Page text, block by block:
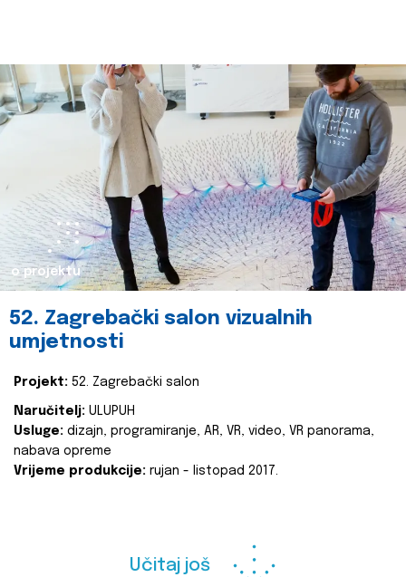
o projektu
52. Zagrebački salon vizualnih
umjetnosti
Projekt: 52. Zagrebački salon
Naručitelj: ULUPUH
Usluge: dizajn, programiranje, AR, VR, video, VR panorama,
nabava opreme
Vrijeme produkcije: rujan - listopad 2017.
Učitaj još